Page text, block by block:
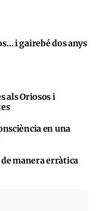
i gairebé dos anys
als Oriosos i
en una
manera erràtica